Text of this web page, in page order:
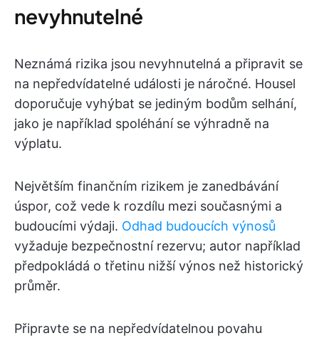
nevyhnutelné
Neznámá rizika jsou nevyhnutelná a připravit se
na nepředvídatelné události je náročné. Housel
doporučuje vyhýbat se jediným bodům selhání,
jako je například spoléhání se výhradně na
výplatu.
Největším finančním rizikem je zanedbávání
úspor, což vede k rozdílu mezi současnými a
budoucími výdaji. Odhad budoucích výnosů
vyžaduje bezpečnostní rezervu; autor například
předpokládá o třetinu nižší výnos než historický
průměr.
Připravte se na nepředvídatelnou povahu